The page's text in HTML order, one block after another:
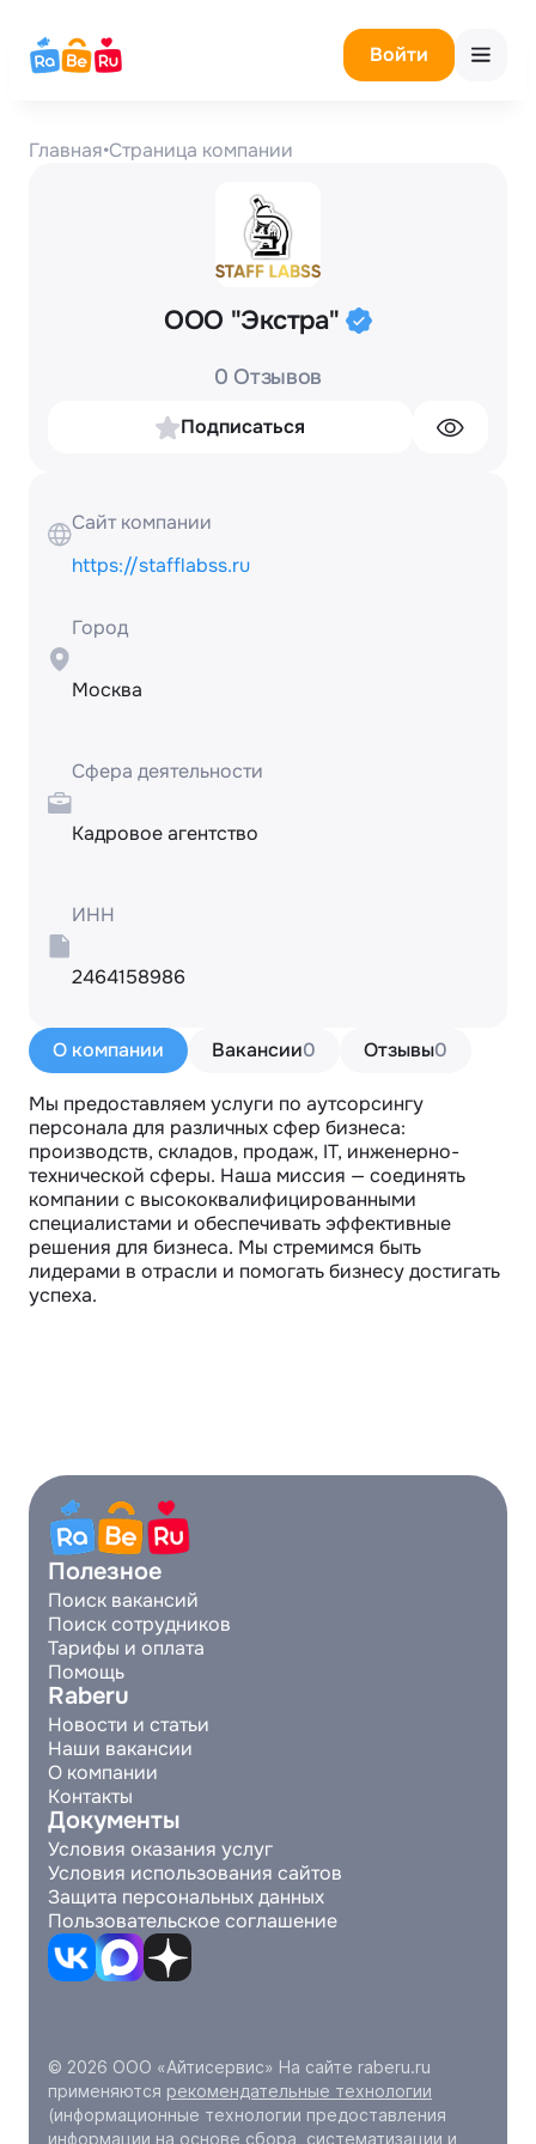
Войти
Главная•Страница компании
ООО "Экстра"
0 Отзывов
Подписаться
О компании Вакансии0 Отзывы0
Мы предоставляем услуги по аутсорсингу
персонала для различных сфер бизнеса:
производств, складов, продаж, IT, инженерно-
технической сферы. Наша миссия — соединять
компании с высококвалифицированными
специалистами и обеспечивать эффективные
решения для бизнеса. Мы стремимся быть
лидерами в отрасли и помогать бизнесу достигать
успеха.
Сайт компании
https://stafflabss.ru
Город
Москва
Сфера деятельности
Кадровое агентство
ИНН
2464158986
Полезное
Поиск вакансий
Поиск сотрудников
Тарифы и оплата
Помощь
Raberu
Новости и статьи
Наши вакансии
О компании
Контакты
Документы
Условия оказания услуг
Условия использования сайтов
Защита персональных данных
Пользовательское соглашение
© 2026 ООО «Айтисервис» На сайте raberu.ru
применяются рекомендательные технологии
(информационные технологии предоставления
информации на основе сбора, систематизации и